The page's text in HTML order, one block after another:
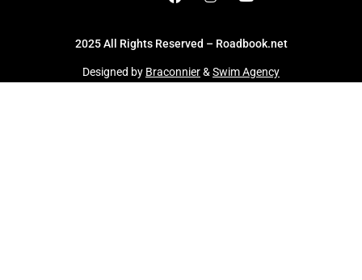
2025 All Rights Reserved – Roadbook.net
Designed by Braconnier&Swim Agency